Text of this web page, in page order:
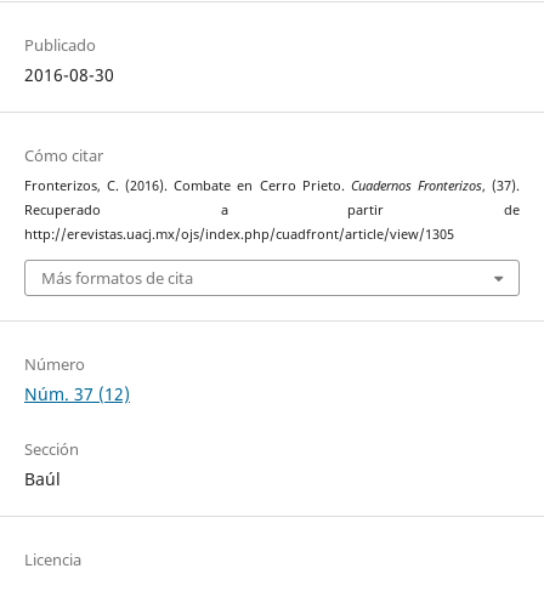
Publicado
2016-08-30
Cómo citar
Fronterizos, C. (2016). Combate en Cerro Prieto. Cuadernos Fronterizos, (37).
Recuperado a partir de
http://erevistas.uacj.mx/ojs/index.php/cuadfront/article/view/1305
Más formatos de cita
Número
Núm. 37 (12)
Sección
Baúl
Licencia